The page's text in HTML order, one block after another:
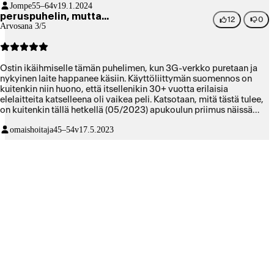
turhia. Hätäsoittopainike on kaksipiippuinen juttu, kun käyttäjä
näpelöi kaikkea mahdollista.
Jompe55–64v19.1.2024
peruspuhelin, mutta...
Arvosana 3/5
12 0
Ostin ikäihmiselle tämän puhelimen, kun 3G-verkko puretaan ja
nykyinen laite happanee käsiin. Käyttöliittymän suomennos on
kuitenkin niin huono, että itsellenikin 30+ vuotta erilaisia
elelaitteita katselleena oli vaikea peli. Katsotaan, mitä tästä tulee,
on kuitenkin tällä hetkellä (05/2023) apukoulun priimus näissä
2660:n mennen tullen.
omaishoitaja45–54v17.5.2023